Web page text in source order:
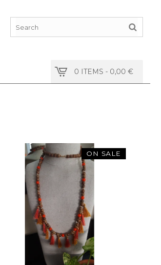
0 ITEMS 0,00 €
ON SALE